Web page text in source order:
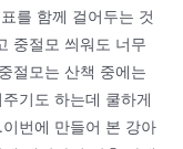
를 함께 걸어두는 것
중절모 씌워도 너무
절모는 산책 중에는
기도 하는데 쿨하게
번에 만들어 본 강아